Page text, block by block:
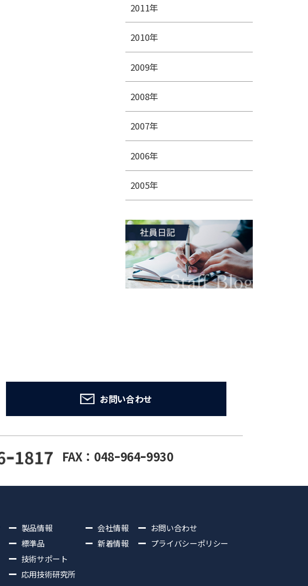
2011年
2010年
2009年
2008年
2007年
2006年
2005年
お問い合わせ
FAX：048ｰ964ｰ9930
製品情報
標準品
技術サポート
応用技術研究所
会社情報
新着情報
お問い合わせ
プライバシーポリシー